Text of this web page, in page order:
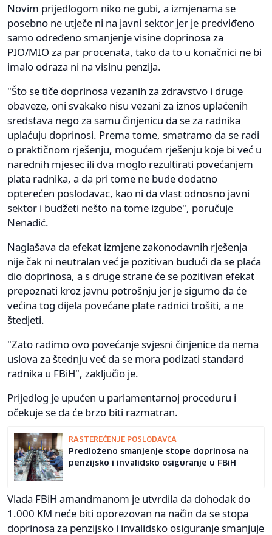
Novim prijedlogom niko ne gubi, a izmjenama se
posebno ne utječe ni na javni sektor jer je predviđeno
samo određeno smanjenje visine doprinosa za
PIO/MIO za par procenata, tako da to u konačnici ne bi
imalo odraza ni na visinu penzija.
"Što se tiče doprinosa vezanih za zdravstvo i druge
obaveze, oni svakako nisu vezani za iznos uplaćenih
sredstava nego za samu činjenicu da se za radnika
uplaćuju doprinosi. Prema tome, smatramo da se radi
o praktičnom rješenju, mogućem rješenju koje bi već u
narednih mjesec ili dva moglo rezultirati povećanjem
plata radnika, a da pri tome ne bude dodatno
opterećen poslodavac, kao ni da vlast odnosno javni
sektor i budžeti nešto na tome izgube", poručuje
Nenadić.
Naglašava da efekat izmjene zakonodavnih rješenja
nije čak ni neutralan već je pozitivan budući da se plaća
dio doprinosa, a s druge strane će se pozitivan efekat
prepoznati kroz javnu potrošnju jer je sigurno da će
većina tog dijela povećane plate radnici trošiti, a ne
štedjeti.
"Zato radimo ovo povećanje svjesni činjenice da nema
uslova za štednju već da se mora podizati standard
radnika u FBiH", zaključio je.
Prijedlog je upućen u parlamentarnoj proceduru i
očekuje se da će brzo biti razmatran.
RASTEREĆENJE POSLODAVCA
Predloženo smanjenje stope doprinosa na
penzijsko i invalidsko osiguranje u FBiH
Vlada FBiH amandmanom je utvrdila da dohodak do
1.000 KM neće biti oporezovan na način da se stopa
doprinosa za penzijsko i invalidsko osiguranje smanjuje